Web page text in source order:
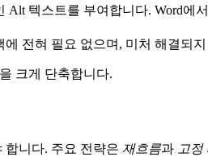
Alt 텍스트를 부여합니다. Word에
에 전혀 필요 없으며, 미처 해결되
크게 단축합니다.
합니다. 주요 전략은 재흐름과 고